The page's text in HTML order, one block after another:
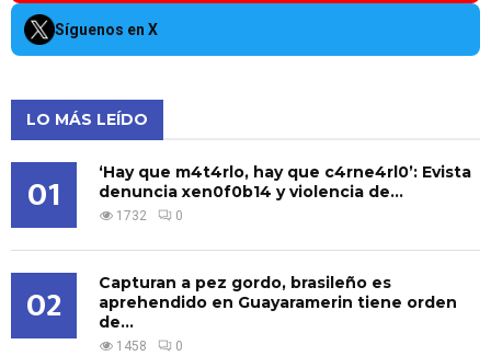
Síguenos en X
LO MÁS LEÍDO
01
‘Hay que m4t4rlo, hay que c4rne4rl0’: Evista
denuncia xen0f0b14 y violencia de...
1732 0
02
Capturan a pez gordo, brasileño es
aprehendido en Guayaramerin tiene orden
de...
1458 0